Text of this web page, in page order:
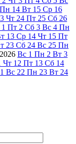
Пн 14 Вт 15 Ср 16
Чт 24 Пт 25 Сб 26
1 Пт 2 Сб 3 Вс 4 Пн
13 Ср 14 Чт 15 Пт
23 Сб 24 Вс 25 Пн
2026 Вс 1 Пн 2 Вт 3
Чт 12 Пт 13 Сб 14
Вс 22 Пн 23 Вт 24